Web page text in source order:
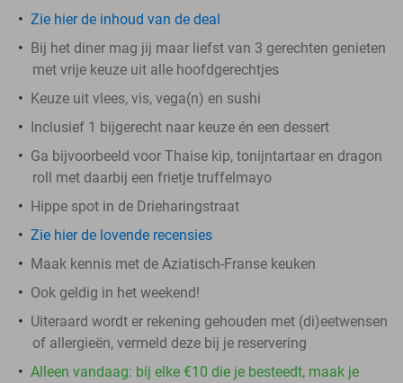
Zie hier de inhoud van de deal
Bij het diner mag jij maar liefst van 3 gerechten genieten
met vrije keuze uit alle hoofdgerechtjes
Keuze uit vlees, vis, vega(n) en sushi
Inclusief 1 bijgerecht naar keuze én een dessert
Ga bijvoorbeeld voor Thaise kip, tonijntartaar en dragon
roll met daarbij een frietje truffelmayo
Hippe spot in de Drieharingstraat
Zie hier de lovende recensies
Maak kennis met de Aziatisch-Franse keuken
Ook geldig in het weekend!
Uiteraard wordt er rekening gehouden met (di)eetwensen
of allergieën, vermeld deze bij je reservering
Alleen vandaag: bij elke €10 die je besteedt, maak je